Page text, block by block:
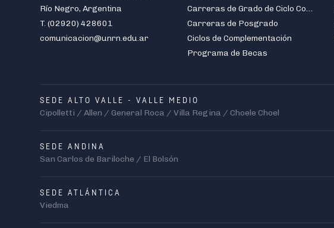
Río Negro, Argentina
T. (02920) 428601
comunicacion@unrn.edu.ar
Carreras de Grado de Ciclo Corto
Carreras de Posgrado
Ciclos de Complementación
Programa de Becas
SEDE ALTO VALLE - VALLE MEDIO
Cipolletti / Allen / General Roca / Villa Regina / Choele Choel
SEDE ANDINA
San Carlos de Bariloche / El Bolsón
SEDE ATLÁNTICA
Viedma